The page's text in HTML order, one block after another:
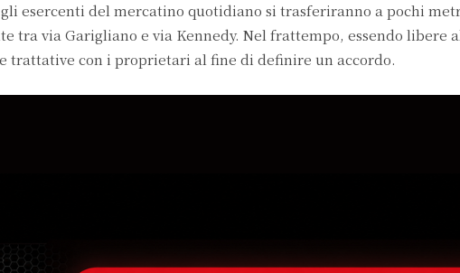
esercenti del mercatino quotidiano si trasferiranno a pochi
tra via Garigliano e via Kennedy. Nel frattempo, essendo libere
trattative con i proprietari al fine di definire un accordo.